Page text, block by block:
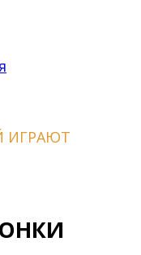
ИГРАЮТ